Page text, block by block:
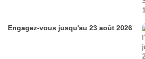
Engagez-vous jusqu'au 23 août 2026